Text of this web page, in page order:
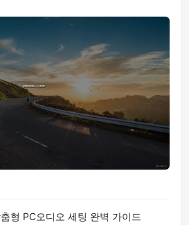
형 PC오디오 세팅 완벽 가이드